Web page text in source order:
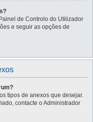
de Controlo do Utilizador
e seguir as opções de
tipos de anexos que desejar.
contacte o Administrador